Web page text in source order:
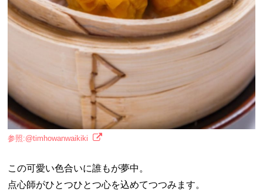
参照:@timhowanwaikiki
この可愛い色合いに誰もが夢中。
点心師がひとつひとつ心を込めてつつみます。